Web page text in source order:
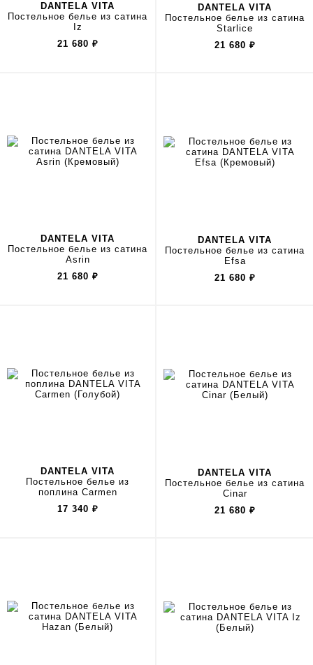
DANTELA VITA
Постельное белье из сатина
Iz
21 680 ₽
DANTELA VITA
Постельное белье из сатина
Starlice
21 680 ₽
DANTELA VITA
Постельное белье из сатина
Asrin
21 680 ₽
DANTELA VITA
Постельное белье из сатина
Efsa
21 680 ₽
DANTELA VITA
Постельное белье из
поплина Carmen
17 340 ₽
DANTELA VITA
Постельное белье из сатина
Cinar
21 680 ₽